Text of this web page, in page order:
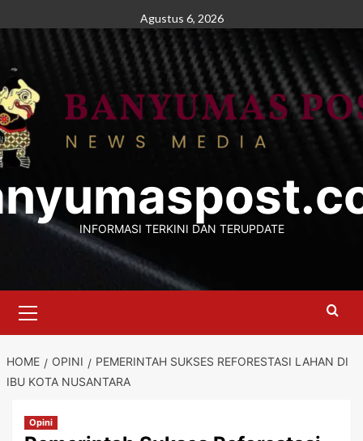
to
Agustus 6, 2026
INFORMASI TERKINI DAN TERUPDATE
Menu
HOME OPINI
PEMERINTAH SUKSES REFORESTASI LAHAN DI
IBU KOTA NUSANTARA
Opini